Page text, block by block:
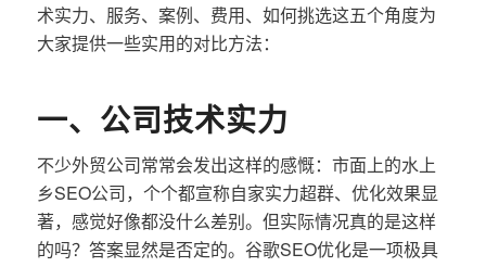
术实力、服务、案例、费用、如何挑选这五个角度为
大家提供一些实用的对比方法：
一、公司技术实力
不少外贸公司常常会发出这样的感慨：市面上的水上
乡SEO公司，个个都宣称自家实力超群、优化效果显
著，感觉好像都没什么差别。但实际情况真的是这样
的吗？答案显然是否定的。谷歌SEO优化是一项极具